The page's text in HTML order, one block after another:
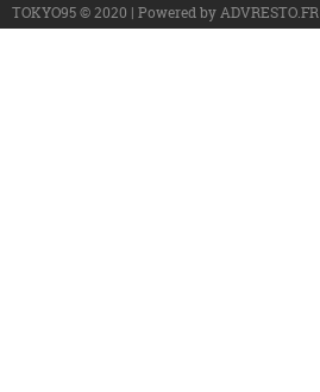
TOKYO95 © 2020 | Powered by ADVRESTO.FR